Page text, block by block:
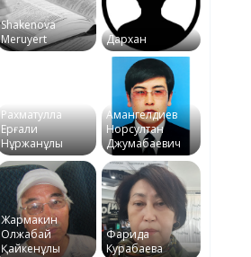
Shakenova
Meruyert
Дархан
Рахматулла
Ерғали
Нұржанұлы
Амангелдиев
Норсултан
Джумабаевич
Жармакин
Олжабай
Қайкенұлы
Фарида
Курабаева